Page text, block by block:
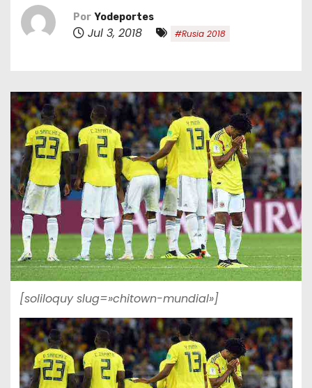
Por Yodeportes
Jul 3, 2018 #Rusia 2018
[soliloquy slug=»chitown-mundial»]